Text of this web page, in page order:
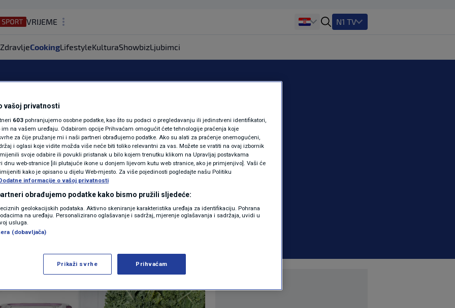
VRIJEME
REGIJA
MAGAZIN
KOLUMNE
N1(DIS)INFO
KLIMATSKE PROMJENE
FOTO
VIDEO
N1 TV
ZdravljeCookingLifestyleKulturaShowbizLjubimci
ljudi jednu stvar
u hladnjaku
COOKING 1 komentar
Više
vašoj privatnosti
603 pohranjujemo osobne podatke, kao što su podaci o pregledavanju ili jedinstveni identifikatori,
na vašem uređaju. Odabirom opcije Prihvaćam omogućit ćete tehnologije praćenja koje
za čije pružanje mi i naši partneri obrađujemo podatke. Ako su alati za praćenje onemogućeni,
i oglasi koje vidite možda više neće biti toliko relevantni za vas. Možete se vratiti na ovaj izbornik
svoje odabire ili povukli pristanak u bilo kojem trenutku klikom na Upravljaj postavkama
dnu web-stranice [ili plutajuće ikone u donjem lijevom kutu web stranice, ako je primjenjivo]. Vaši će
kako je opisano u dijelu Web-mjesto. Za više pojedinosti pogledajte našu Politiku
informacije o vašoj privatnosti
obrađujemo podatke kako bismo pružili sljedeće:
geolokacijskih podataka. Aktivno skeniranje karakteristika uređaja za identifikaciju. Pohrana
na uređaju. Personalizirano oglašavanje i sadržaj, mjerenje oglašavanja i sadržaja, uvidi u
usluga.
(dobavljača)
Prikaži svrhe Prihvaćam